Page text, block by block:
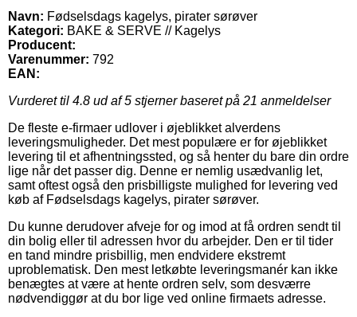
Navn: Fødselsdags kagelys, pirater sørøver
Kategori: BAKE & SERVE // Kagelys
Producent:
Varenummer: 792
EAN:
Vurderet til 4.8 ud af 5 stjerner baseret på 21 anmeldelser
De fleste e-firmaer udlover i øjeblikket alverdens
leveringsmuligheder. Det mest populære er for øjeblikket
levering til et afhentningssted, og så henter du bare din ordre
lige når det passer dig. Denne er nemlig usædvanlig let,
samt oftest også den prisbilligste mulighed for levering ved
køb af Fødselsdags kagelys, pirater sørøver.
Du kunne derudover afveje for og imod at få ordren sendt til
din bolig eller til adressen hvor du arbejder. Den er til tider
en tand mindre prisbillig, men endvidere ekstremt
uproblematisk. Den mest letkøbte leveringsmanér kan ikke
benægtes at være at hente ordren selv, som desværre
nødvendiggør at du bor lige ved online firmaets adresse.